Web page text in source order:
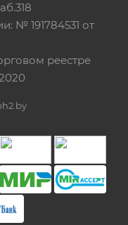
№ 191784531 от
реестре